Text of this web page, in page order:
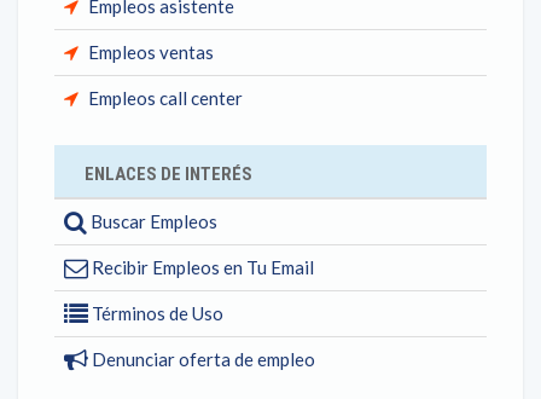
Empleos asistente
Empleos ventas
Empleos call center
ENLACES DE INTERÉS
Buscar Empleos
Recibir Empleos en Tu Email
Términos de Uso
Denunciar oferta de empleo